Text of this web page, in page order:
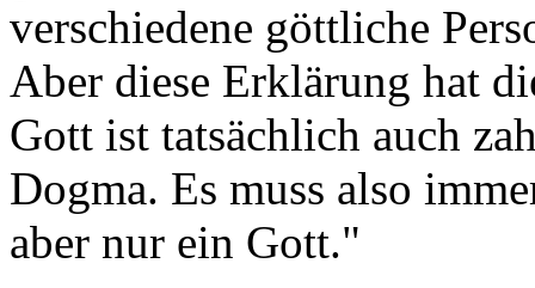
verschiedene göttliche
Aber diese Erklärung hat
Gott ist tatsächlich auch
Dogma. Es muss also
aber nur ein Gott."